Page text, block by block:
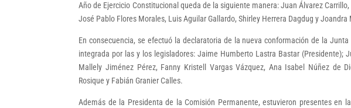
Año de Ejercicio Constitucional queda de la siguiente manera: Juan Álvarez
José Pablo Flores Morales, Luis Aguilar Gallardo, Shirley Herrera Dagdug y
En consecuencia, se efectuó la declaratoria de la nueva conformación de la
integrada por las y los legisladores: Jaime Humberto Lastra Bastar (Presidente);
Mallely Jiménez Pérez, Fanny Kristell Vargas Vázquez, Ana Isabel Núñez de
Rosique y Fabián Granier Calles.
Además de la Presidenta de la Comisión Permanente, estuvieron presentes en